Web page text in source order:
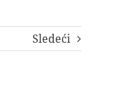
Sledeći